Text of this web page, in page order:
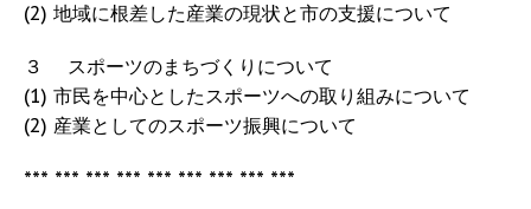
(2) 地域に根差した産業の現状と市の支援について
３ スポーツのまちづくりについて
(1) 市民を中心としたスポーツへの取り組みについて
(2) 産業としてのスポーツ振興について
*** *** *** *** *** *** *** *** ***